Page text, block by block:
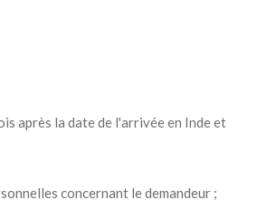
après la date de l'arrivée en Inde et
concernant le demandeur ;